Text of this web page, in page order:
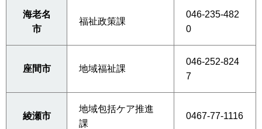
海老名
市
福祉政策課
046-235-482
0
座間市 地域福祉課
046-252-824
7
綾瀬市
地域包括ケア推進
課
0467-77-1116